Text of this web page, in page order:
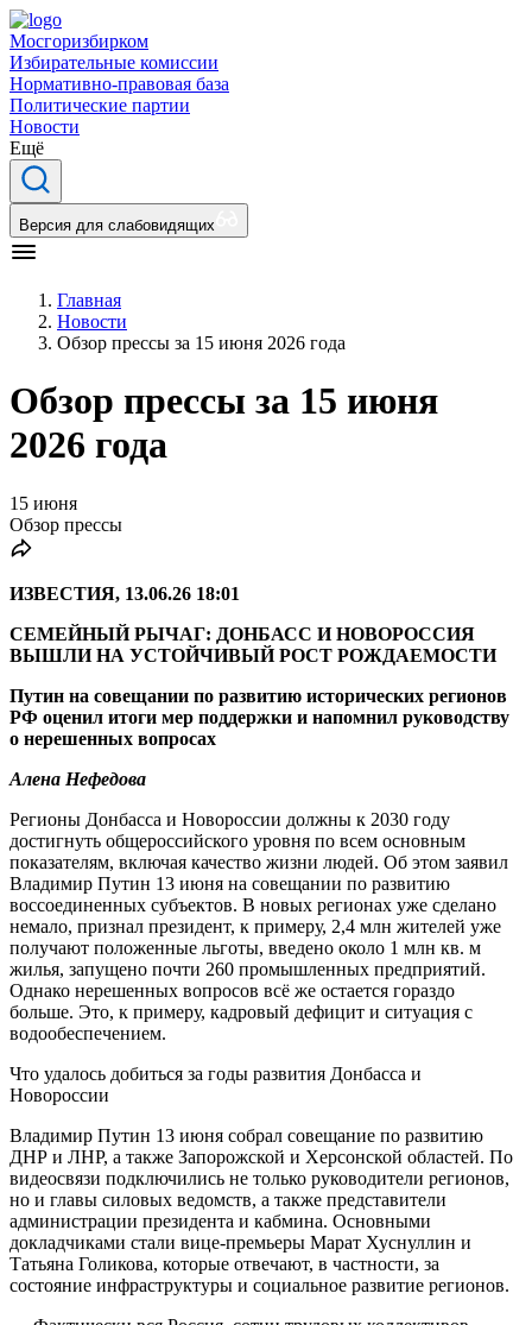
Мосгоризбирком
Избирательные комиссии
Нормативно-правовая база
Политические партии
Новости
Ещё
Версия для слабовидящих
Главная
Новости
Обзор прессы за 15 июня 2026 года
Обзор прессы за 15 июня
2026 года
15 июня
Обзор прессы
ИЗВЕСТИЯ, 13.06.26 18:01
СЕМЕЙНЫЙ РЫЧАГ: ДОНБАСС И НОВОРОССИЯ
ВЫШЛИ НА УСТОЙЧИВЫЙ РОСТ РОЖДАЕМОСТИ
Путин на совещании по развитию исторических регионов
РФ оценил итоги мер поддержки и напомнил руководству
о нерешенных вопросах
Алена Нефедова
Регионы Донбасса и Новороссии должны к 2030 году
достигнуть общероссийского уровня по всем основным
показателям, включая качество жизни людей. Об этом заявил
Владимир Путин 13 июня на совещании по развитию
воссоединенных субъектов. В новых регионах уже сделано
немало, признал президент, к примеру, 2,4 млн жителей уже
получают положенные льготы, введено около 1 млн кв. м
жилья, запущено почти 260 промышленных предприятий.
Однако нерешенных вопросов всё же остается гораздо
больше. Это, к примеру, кадровый дефицит и ситуация с
водообеспечением.
Что удалось добиться за годы развития Донбасса и
Новороссии
Владимир Путин 13 июня собрал совещание по развитию
ДНР и ЛНР, а также Запорожской и Херсонской областей. По
видеосвязи подключились не только руководители регионов,
но и главы силовых ведомств, а также представители
администрации президента и кабмина. Основными
докладчиками стали вице-премьеры Марат Хуснуллин и
Татьяна Голикова, которые отвечают, в частности, за
состояние инфраструктуры и социальное развитие регионов.